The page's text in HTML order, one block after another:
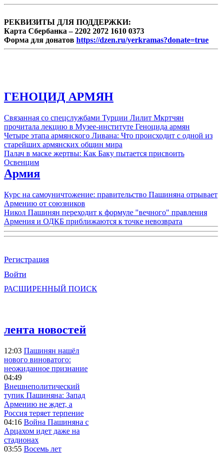
РЕКВИЗИТЫ ДЛЯ ПОДДЕРЖКИ:
Карта Сбербанка – 2202 2072 1610 0373
Форма для донатов https://dzen.ru/yerkramas?donate=true
ГЕНОЦИД АРМЯН
Связанная со спецслужбами Турции Лилит Мкртчян
прочитала лекцию в Музее-институте Геноцида армян
Четыре этапа армянского Ливана: Что происходит с одной из
старейших армянских общин мира
Палач в маске жертвы: Как Баку пытается присвоить
Освенцим
Армия
Курс на самоуничтожение: правительство Пашиняна отрывает
Армению от союзников
Никол Пашинян переходит к формуле "вечного" правления
Армения и ОДКБ приближаются к точке невозврата
Регистрация
Войти
РАСШИРЕННЫЙ ПОИСК
лента новостей
12:03 Пашинян нашёл
нового виноватого:
неожиданное признание
04:49
Внешнеполитический
тупик Пашиняна: Запад
Армению не ждет, а
Россия теряет терпение
04:16 Война Пашиняна с
Арцахом идет даже на
стадионах
03:55 Восемь лет